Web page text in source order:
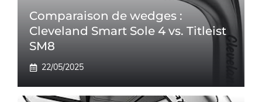
Comparaison de wedges :
Cleveland Smart Sole 4 vs. Titleist
SM8
22/05/2025